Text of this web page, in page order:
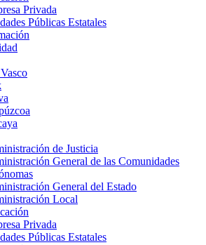
Privada
Públicas Estatales
de Justicia
General de las Comunidades
General del Estado
Local
Privada
Públicas Estatales